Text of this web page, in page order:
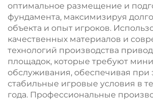
оптимальное размещение и
фундамента, максимизируя
объекта и опыт игроков.
качественных материалов и
технологий производства
площадок, которые требуют
обслуживания, обеспечивая при
стабильные игровые условия в
года. Профессиональные